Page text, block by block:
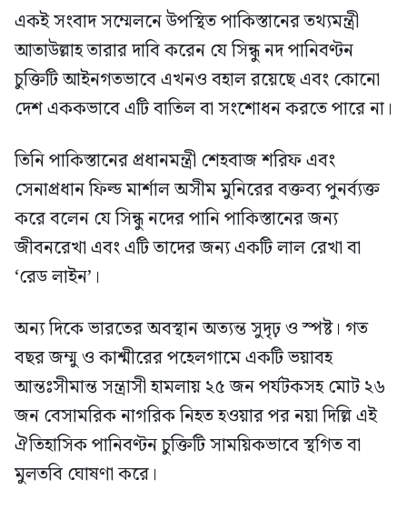
একই সংবাদ সম্মেলনে উপস্থিত পাকিস্তানের তথ্যমন্ত্রী
আতাউল্লাহ তারার দাবি করেন যে সিন্ধু নদ পানিবণ্টন
চুক্তিটি আইনগতভাবে এখনও বহাল রয়েছে এবং কোনো
দেশ এককভাবে এটি বাতিল বা সংশোধন করতে পারে না।
তিনি পাকিস্তানের প্রধানমন্ত্রী শেহবাজ শরিফ এবং
সেনাপ্রধান ফিল্ড মার্শাল অসীম মুনিরের বক্তব্য পুনর্ব্যক্ত
করে বলেন যে সিন্ধু নদের পানি পাকিস্তানের জন্য
জীবনরেখা এবং এটি তাদের জন্য একটি লাল রেখা বা
‘রেড লাইন’।
অন্য দিকে ভারতের অবস্থান অত্যন্ত সুদৃঢ় ও স্পষ্ট। গত
বছর জম্মু ও কাশ্মীরের পহেলগামে একটি ভয়াবহ
আন্তঃসীমান্ত সন্ত্রাসী হামলায় ২৫ জন পর্যটকসহ মোট ২৬
জন বেসামরিক নাগরিক নিহত হওয়ার পর নয়া দিল্লি এই
ঐতিহাসিক পানিবণ্টন চুক্তিটি সাময়িকভাবে স্থগিত বা
মুলতবি ঘোষণা করে।